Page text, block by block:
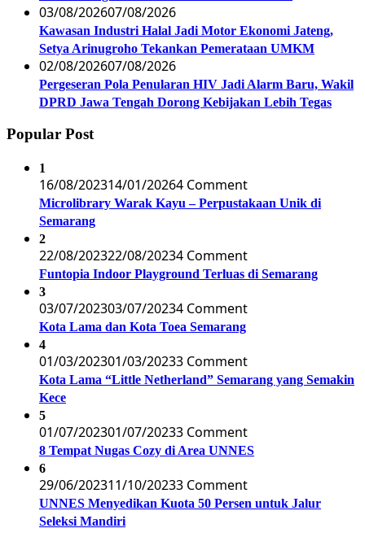
03/08/202607/08/2026
Kawasan Industri Halal Jadi Motor Ekonomi Jateng,
Setya Arinugroho Tekankan Pemerataan UMKM
02/08/202607/08/2026
Pergeseran Pola Penularan HIV Jadi Alarm Baru, Wakil
DPRD Jawa Tengah Dorong Kebijakan Lebih Tegas
Popular Post
1
16/08/202314/01/20264 Comment
Microlibrary Warak Kayu – Perpustakaan Unik di
Semarang
2
22/08/202322/08/20234 Comment
Funtopia Indoor Playground Terluas di Semarang
3
03/07/202303/07/20234 Comment
Kota Lama dan Kota Toea Semarang
4
01/03/202301/03/20233 Comment
Kota Lama “Little Netherland” Semarang yang Semakin
Kece
5
01/07/202301/07/20233 Comment
8 Tempat Nugas Cozy di Area UNNES
6
29/06/202311/10/20233 Comment
UNNES Menyedikan Kuota 50 Persen untuk Jalur
Seleksi Mandiri